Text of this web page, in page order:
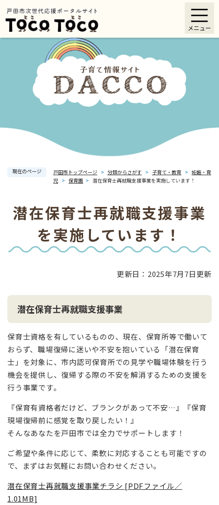
ー
メニューを飛ばして本文へ
メニュー
現在のページ 戸田市トップページ > 分類からさがす > 子育て・教育 > 妊娠・育
児 > 保育園 > 潜在保育士再就職支援事業を実施しています！
本
文潜在保育士再就職支援事業
を実施しています！
更新日：2025年7月7日更新
潜在保育士再就職支援事業
保育士資格を有しているものの、現在、保育所等で働いて
おらず、職場復帰に迷いや不安を抱いている「潜在保育
士」を対象に、市内認可保育所での見学や職場体験を行う
機会を提供し、復帰する際の不安を解消するための支援を
行う事業です。
『保育有資格者だけど、ブランクがあって不安…』『保育
現場復帰前に感覚を取り戻したい！』
そんなあなたを戸田市では全力でサポートします！
ご希望や条件に応じて、柔軟に対応することも可能ですの
で、まずはお気軽にお問い合わせください。
潜在保育士再就職支援事業チラシ [PDFファイル／
1.01MB]